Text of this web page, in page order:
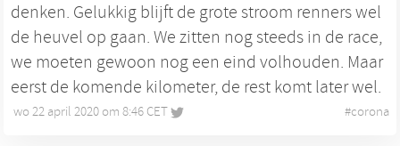
denken. Gelukkig blijft de grote stroom renners wel
de heuvel op gaan. We zitten nog steeds in de race,
we moeten gewoon nog een eind volhouden. Maar
eerst de komende kilometer, de rest komt later wel.
wo 22 april 2020 om 8:46 CET #corona